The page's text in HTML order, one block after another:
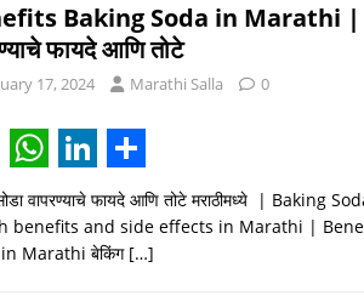
Baking Soda in Marathi |
फायदे आणि तोटे
17, 2024 Marathi Salla 0
W
h
a
L
i
n
S
h
a
वापरण्याचे फायदे आणि तोटे मराठीमध्ये | Baking
benefits and side effects in Marathi |
Marathi बेकिंग […]